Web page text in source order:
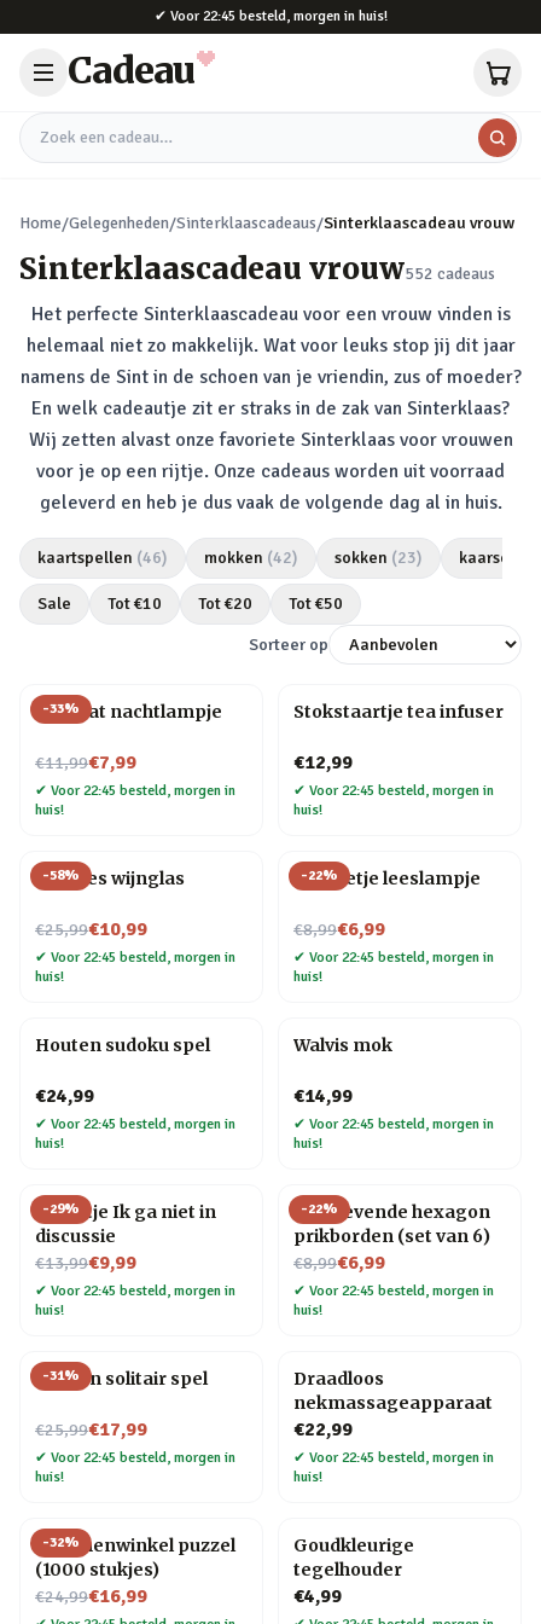
✔ Voor 22:45 besteld, morgen in huis!
Cadeau
Zoek een cadeau
Home/Gelegenheden/Sinterklaascadeaus/Sinterklaascadeau vrouw
Sinterklaascadeau vrouw552 cadeaus
Het perfecte Sinterklaascadeau voor een vrouw vinden is
helemaal niet zo makkelijk. Wat voor leuks stop jij dit jaar
namens de Sint in de schoen van je vriendin, zus of moeder?
En welk cadeautje zit er straks in de zak van Sinterklaas?
Wij zetten alvast onze favoriete Sinterklaas voor vrouwen
voor je op een rijtje. Onze cadeaus worden uit voorraad
geleverd en heb je dus vaak de volgende dag al in huis.
kaartspellen (46) mokken (42) sokken (23) kaarsen
Sale Tot €10 Tot €20 Tot €50
Sorteer op
-33%
Mini kat nachtlampje
€11,99
Nu voor€7,99
✔ Voor 22:45 besteld, morgen in
huis!
Stokstaartje tea infuser
€12,99
✔ Voor 22:45 besteld, morgen in
huis!
-58%
Wijnfles wijnglas
€25,99
Nu voor€10,99
✔ Voor 22:45 besteld, morgen in
huis!
-22%
Mannetje leeslampje
€8,99
Nu voor€6,99
✔ Voor 22:45 besteld, morgen in
huis!
Houten sudoku spel
€24,99
✔ Voor 22:45 besteld, morgen in
huis!
Walvis mok
€14,99
✔ Voor 22:45 besteld, morgen in
huis!
-29%
Tegeltje Ik ga niet in
discussie
€13,99
Nu voor€9,99
✔ Voor 22:45 besteld, morgen in
huis!
-22%
Zelfklevende hexagon
prikborden (set van 6)
€8,99
Nu voor€6,99
✔ Voor 22:45 besteld, morgen in
huis!
-31%
Houten solitair spel
€25,99
Nu voor€17,99
✔ Voor 22:45 besteld, morgen in
huis!
Draadloos
nekmassageapparaat
€22,99
✔ Voor 22:45 besteld, morgen in
huis!
-32%
Bloemenwinkel puzzel
(1000 stukjes)
€24,99
Nu voor€16,99
Goudkleurige
tegelhouder
€4,99